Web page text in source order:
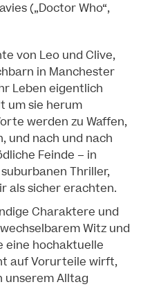
(„Doctor Who“,
von Leo und Clive,
in Manchester
Leben eigentlich
um sie herum
werden zu Waffen,
und nach und nach
Feinde – in
Thriller,
als sicher erachten.
Charaktere und
Witz und
eine hochaktuelle
auf Vorurteile wirft,
unserem Alltag